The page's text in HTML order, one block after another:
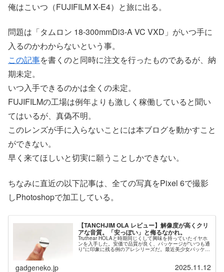
俺はこいつ（FUJIFILM X-E4）と旅に出る。
問題は「タムロン 18-300mmDi3-A VC VXD」がいつ手に
入るのかわからないという事。
この記事を書くのと同時に注文を行ったものであるが、納
期未定。
いつ入手できるのかは全くの未定。
FUJIFILMの工場は例年よりも激しく稼働していると聞い
てはいるが、真偽不明。
このレンズが手に入らないことには本ブログを動かすこと
ができない。
早く来てほしいと切実に願うことしかできない。
ちなみに直近の以下記事は、全ての写真をPixel 6で撮影
しPhotoshopで加工している。
【TANCHJIM OLA レビュー】解像度が高くクリ
アな音質。「安っぽい」と侮るなかれ。
Truthear HOLAと時期同じくして興味を持っていたイヤホ
ンを入手した。安価で品質が良く、パッケージが"いつも通
り"に印象に残る例のアレシリーズだ。最近美少女パッケー
gadgeneko.jp 2025.11.12